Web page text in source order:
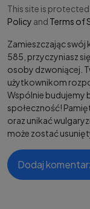
This site is
Policy and Terms of
Zamieszczając swój
585, przyczyniasz
osoby dzwoniącej.
użytkownikom
Wspólnie budujemy
społeczność!
oraz unikać
może zostać
Dodaj